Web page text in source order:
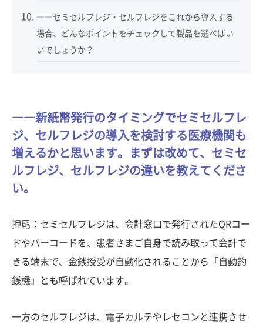
――セミセルフレジ・セルフレジをこれから導入する
場合、どんなポイントをチェックして製品を選べばい
いでしょうか？
――新紙幣発行のタイミングでセミセルフレ
ジ、セルフレジの導入を検討する医療機関も
増えるかと思います。まずは改めて、セミセ
ルフレジ、セルフレジの違いを教えてくださ
い。
押尾：セミセルフレジは、会計窓口で発行されたQRコー
ドやバーコードを、患者さまご自身で読み取って会計で
きる端末で、金銭授受が自動化されることから「自動釣
銭機」とも呼ばれています。
一方のセルフレジは、電子カルテやレセコンと連携させ